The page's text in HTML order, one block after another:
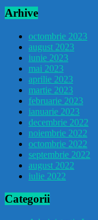
Arhive
octombrie 2023
august 2023
iunie 2023
mai 2023
aprilie 2023
martie 2023
februarie 2023
ianuarie 2023
decembrie 2022
noiembrie 2022
octombrie 2022
septembrie 2022
august 2022
iulie 2022
Categorii